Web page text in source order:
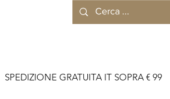
SPEDIZIONE GRATUITA IT SOPRA €